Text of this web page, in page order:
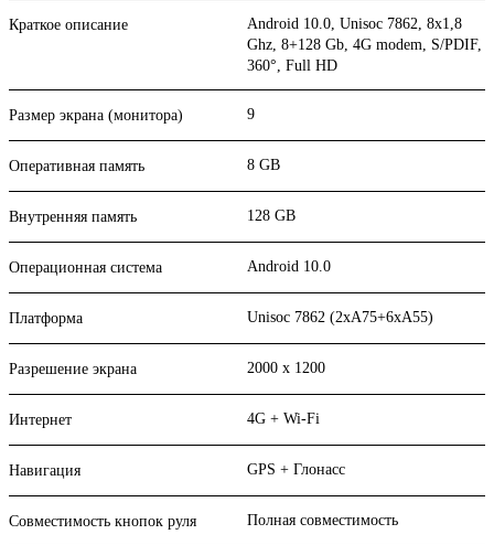
Краткое описание
Android 10.0, Unisoc 7862, 8х1,8
Ghz, 8+128 Gb, 4G modem, S/PDIF,
360°, Full HD
Размер экрана (монитора) 9
Оперативная память 8 GB
Внутренняя память 128 GB
Операционная система Android 10.0
Платформа Unisoc 7862 (2xA75+6xA55)
Разрешение экрана 2000 x 1200
Интернет 4G + Wi-Fi
Навигация GPS + Глонасс
Совместимость кнопок руля Полная совместимость